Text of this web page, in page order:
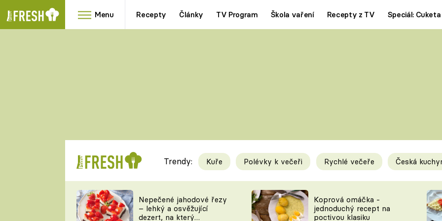
Menu Recepty Články TV Program Škola vaření Recepty z TV Speciál: Cuketa
RYCHLOVKY
Videorecepty
TEĎ VAŘÍ ŠÉF!
Tipy a triky
KAM ZA JÍDLEM
Trendy: Kuře Polévky k večeři Rychlé večeře Česká
Nepečené jahodové řezy
– lehký a osvěžující
dezert, na který
Koprová omáčka -
jednoduchý recept na
poctivou klasiku